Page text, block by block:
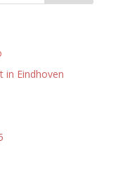
in Eindhoven